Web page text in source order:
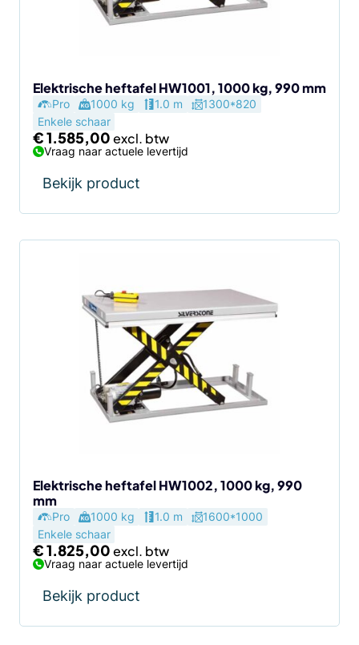
Elektrische heftafel HW1001, 1000 kg, 990 mm
Pro 1000 kg 1.0 m
1300*820
Enkele schaar
€1.585,00
Vraag naar actuele levertijd
Bekijk product
Elektrische heftafel HW1002, 1000 kg, 990
mm
Pro 1000 kg 1.0 m
1600*1000
Enkele schaar
€1.825,00
Vraag naar actuele levertijd
Bekijk product